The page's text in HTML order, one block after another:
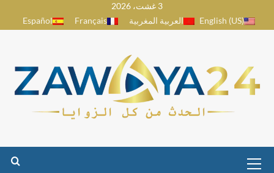
3 غشت، 2026
English (US)
العربية المغربية Français
Español
Menu